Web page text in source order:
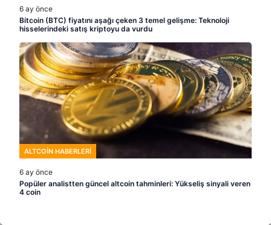
6 ay önce
Bitcoin (BTC) fiyatını aşağı çeken 3 temel gelişme: Teknoloji
hisselerindeki satış kriptoyu da vurdu
ALTCOIN HABERLERI
6 ay önce
Popüler analistten güncel altcoin tahminleri: Yükseliş sinyali veren
4 coin